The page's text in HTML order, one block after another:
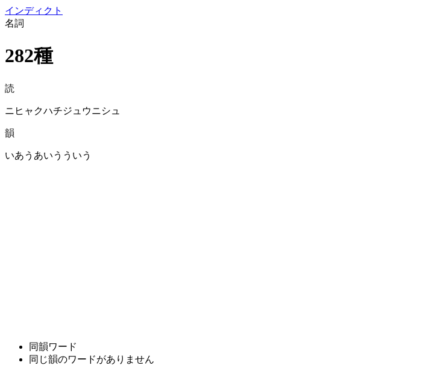
インディクト
名詞
282種
読
ニヒャクハチジュウニシュ
韻
いあうあいうういう
同韻ワード
同じ韻のワードがありません